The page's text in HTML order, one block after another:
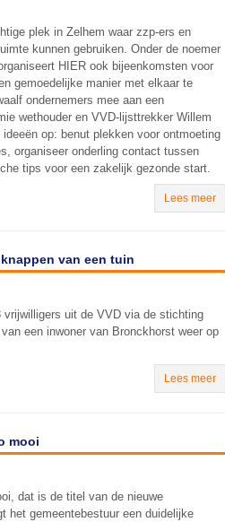
plek in Zelhem waar zzp-ers en
kunnen gebruiken. Onder de noemer
HIER ook bijeenkomsten voor
gemoedelijke manier met elkaar te
ondernemers mee aan een
wethouder en VVD-lijsttrekker Willem
op: benut plekken voor ontmoeting
organiseer onderling contact tussen
tips voor een zakelijk gezonde start.
Lees meer
van een tuin
vrijwilligers uit de VVD via de stichting
een inwoner van Bronckhorst weer op
Lees meer
mooi
dat is de titel van de nieuwe
het gemeentebestuur een duidelijke